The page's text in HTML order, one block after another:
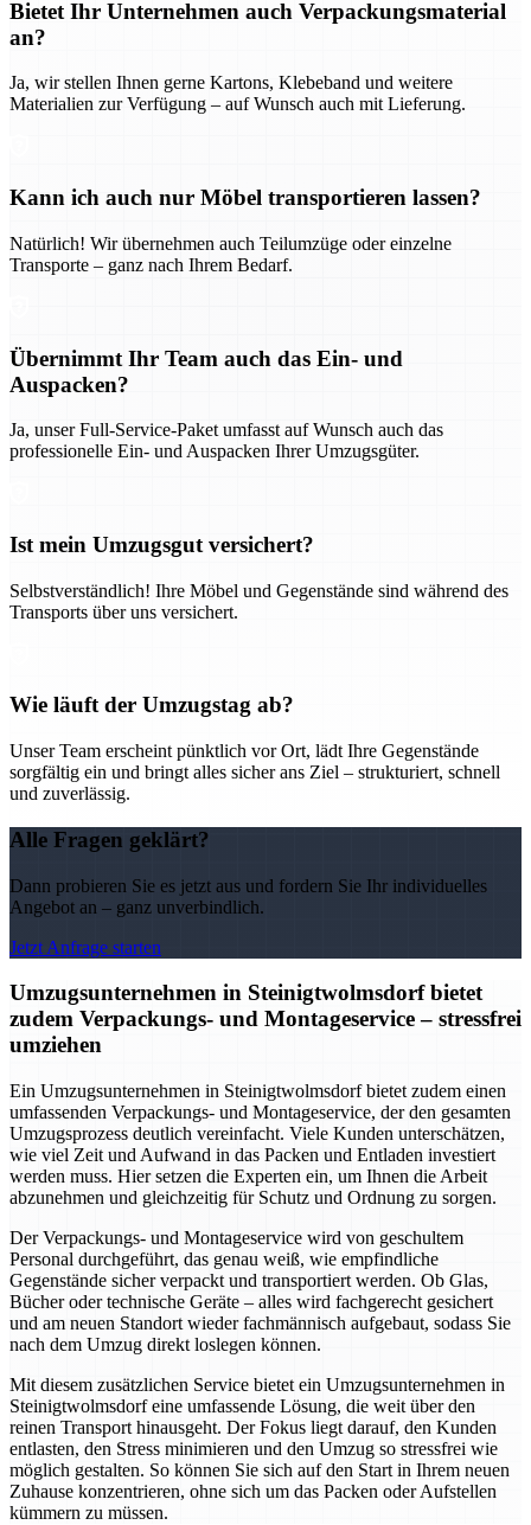
Bietet Ihr Unternehmen auch Verpackungsmaterial
an?
Ja, wir stellen Ihnen gerne Kartons, Klebeband und weitere
Materialien zur Verfügung – auf Wunsch auch mit Lieferung.
Kann ich auch nur Möbel transportieren lassen?
Natürlich! Wir übernehmen auch Teilumzüge oder einzelne
Transporte – ganz nach Ihrem Bedarf.
Übernimmt Ihr Team auch das Ein- und
Auspacken?
Ja, unser Full-Service-Paket umfasst auf Wunsch auch das
professionelle Ein- und Auspacken Ihrer Umzugsgüter.
Ist mein Umzugsgut versichert?
Selbstverständlich! Ihre Möbel und Gegenstände sind während des
Transports über uns versichert.
Wie läuft der Umzugstag ab?
Unser Team erscheint pünktlich vor Ort, lädt Ihre Gegenstände
sorgfältig ein und bringt alles sicher ans Ziel – strukturiert, schnell
und zuverlässig.
Alle Fragen geklärt?
Dann probieren Sie es jetzt aus und fordern Sie Ihr individuelles
Angebot an – ganz unverbindlich.
Jetzt Anfrage starten
Umzugsunternehmen in Steinigtwolmsdorf bietet
zudem Verpackungs- und Montageservice – stressfrei
umziehen
Ein Umzugsunternehmen in Steinigtwolmsdorf bietet zudem einen
umfassenden Verpackungs- und Montageservice, der den gesamten
Umzugsprozess deutlich vereinfacht. Viele Kunden unterschätzen,
wie viel Zeit und Aufwand in das Packen und Entladen investiert
werden muss. Hier setzen die Experten ein, um Ihnen die Arbeit
abzunehmen und gleichzeitig für Schutz und Ordnung zu sorgen.
Der Verpackungs- und Montageservice wird von geschultem
Personal durchgeführt, das genau weiß, wie empfindliche
Gegenstände sicher verpackt und transportiert werden. Ob Glas,
Bücher oder technische Geräte – alles wird fachgerecht gesichert
und am neuen Standort wieder fachmännisch aufgebaut, sodass Sie
nach dem Umzug direkt loslegen können.
Mit diesem zusätzlichen Service bietet ein Umzugsunternehmen in
Steinigtwolmsdorf eine umfassende Lösung, die weit über den
reinen Transport hinausgeht. Der Fokus liegt darauf, den Kunden
entlasten, den Stress minimieren und den Umzug so stressfrei wie
möglich gestalten. So können Sie sich auf den Start in Ihrem neuen
Zuhause konzentrieren, ohne sich um das Packen oder Aufstellen
kümmern zu müssen.